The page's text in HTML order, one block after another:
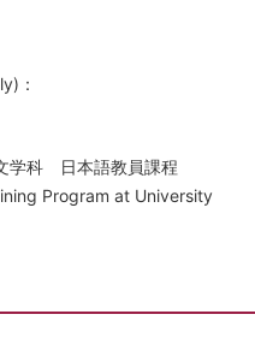
：
学科 日本語教員課程
Program at University